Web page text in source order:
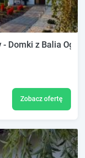
Domki z Balia
Zobacz ofertę